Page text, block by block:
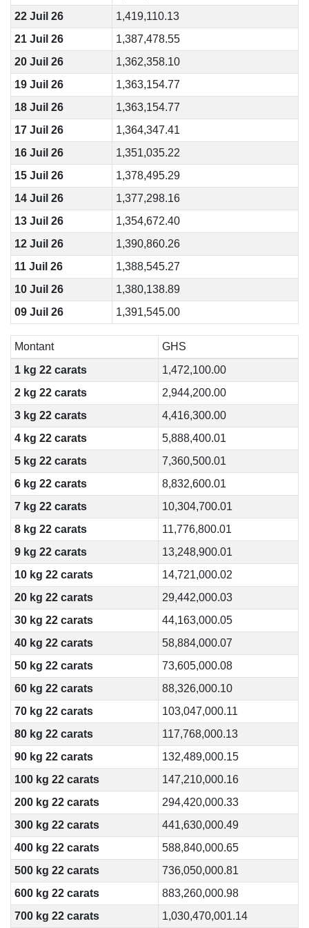
22 Juil 26
1,419,110.13
21 Juil 26
1,387,478.55
20 Juil 26
1,362,358.10
19 Juil 26
1,363,154.77
18 Juil 26
1,363,154.77
17 Juil 26
1,364,347.41
16 Juil 26
1,351,035.22
15 Juil 26
1,378,495.29
14 Juil 26
1,377,298.16
13 Juil 26
1,354,672.40
12 Juil 26
1,390,860.26
11 Juil 26
1,388,545.27
10 Juil 26
1,380,138.89
09 Juil 26
1,391,545.00
Montant
GHS
1 kg 22 carats
1,472,100.00
2 kg 22 carats
2,944,200.00
3 kg 22 carats
4,416,300.00
4 kg 22 carats
5,888,400.01
5 kg 22 carats
7,360,500.01
6 kg 22 carats
8,832,600.01
7 kg 22 carats
10,304,700.01
8 kg 22 carats
11,776,800.01
9 kg 22 carats
13,248,900.01
10 kg 22 carats
14,721,000.02
20 kg 22 carats
29,442,000.03
30 kg 22 carats
44,163,000.05
40 kg 22 carats
58,884,000.07
50 kg 22 carats
73,605,000.08
60 kg 22 carats
88,326,000.10
70 kg 22 carats
103,047,000.11
80 kg 22 carats
117,768,000.13
90 kg 22 carats
132,489,000.15
100 kg 22 carats
147,210,000.16
200 kg 22 carats
294,420,000.33
300 kg 22 carats
441,630,000.49
400 kg 22 carats
588,840,000.65
500 kg 22 carats
736,050,000.81
600 kg 22 carats
883,260,000.98
700 kg 22 carats
1,030,470,001.14